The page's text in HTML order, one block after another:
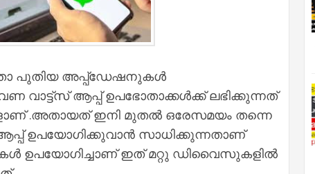
പുതിയ അപ്പ്‌ഡേഷനുകള്‍
വാട്ട്സ് ആപ്പ് ഉപഭോതാക്കള്‍ക്ക് ലഭിക്കുന്നത്
.അതായത് ഇനി മുതല്‍ ഒരേസമയം തന്നെ
ഉപയോഗിക്കുവാന്‍ സാധിക്കുന്നതാണ്
ഉപയോഗിച്ചാണ് ഇത് മറ്റു ഡിവൈസുകളില്‍